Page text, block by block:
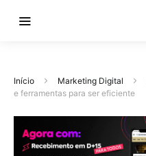
Início Marketing Digital
e ferramentas para ser eficiente